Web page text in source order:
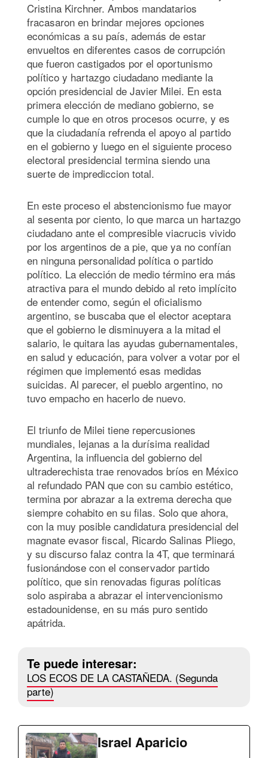
Cristina Kirchner. Ambos mandatarios
fracasaron en brindar mejores opciones
económicas a su país, además de estar
envueltos en diferentes casos de corrupción
que fueron castigados por el oportunismo
político y hartazgo ciudadano mediante la
opción presidencial de Javier Milei. En esta
primera elección de mediano gobierno, se
cumple lo que en otros procesos ocurre, y es
que la ciudadanía refrenda el apoyo al partido
en el gobierno y luego en el siguiente proceso
electoral presidencial termina siendo una
suerte de imprediccion total.
En este proceso el abstencionismo fue mayor
al sesenta por ciento, lo que marca un hartazgo
ciudadano ante el compresible viacrucis vivido
por los argentinos de a pie, que ya no confían
en ninguna personalidad política o partido
político. La elección de medio término era más
atractiva para el mundo debido al reto implícito
de entender como, según el oficialismo
argentino, se buscaba que el elector aceptara
que el gobierno le disminuyera a la mitad el
salario, le quitara las ayudas gubernamentales,
en salud y educación, para volver a votar por el
régimen que implementó esas medidas
suicidas. Al parecer, el pueblo argentino, no
tuvo empacho en hacerlo de nuevo.
El triunfo de Milei tiene repercusiones
mundiales, lejanas a la durísima realidad
Argentina, la influencia del gobierno del
ultraderechista trae renovados bríos en México
al refundado PAN que con su cambio estético,
termina por abrazar a la extrema derecha que
siempre cohabito en su filas. Solo que ahora,
con la muy posible candidatura presidencial del
magnate evasor fiscal, Ricardo Salinas Pliego,
y su discurso falaz contra la 4T, que terminará
fusionándose con el conservador partido
político, que sin renovadas figuras políticas
solo aspiraba a abrazar el intervencionismo
estadounidense, en su más puro sentido
apátrida.
Te puede interesar:
LOS ECOS DE LA CASTAÑEDA. (Segunda
parte)
Israel Aparicio